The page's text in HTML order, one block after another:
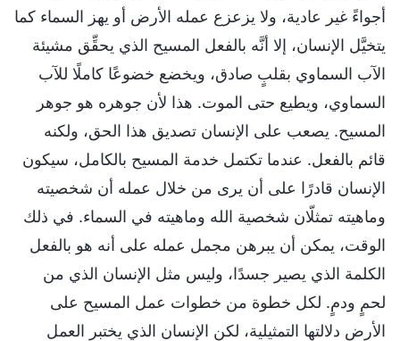
أجواءً غير عادية، ولا يزعزع عمله الأرض أو يهز السماء كما
يتخيَّل الإنسان، إلا أنَّه بالفعل المسيح الذي يحقِّق مشيئة
الآب السماوي بقلبٍ صادق، ويخضع خضوعًا كاملًا للآب
السماوي، ويطيع حتى الموت. هذا لأن جوهره هو جوهر
المسيح. يصعب على الإنسان تصديق هذا الحق، ولكنه
قائم بالفعل. عندما تكتمل خدمة المسيح بالكامل، سيكون
الإنسان قادرًا على أن يرى من خلال عمله أن شخصيته
وماهيته تمثلّان شخصية الله وماهيته في السماء. في ذلك
الوقت، يمكن أن يبرهن مجمل عمله على أنه هو بالفعل
الكلمة الذي يصير جسدًا، وليس مثل الإنسان الذي من
لحمٍ ودمٍ. لكل خطوة من خطوات عمل المسيح على
الأرض دلالتها التمثيلية، لكن الإنسان الذي يختبر العمل